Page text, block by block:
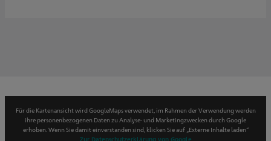
Für die Kartenansicht wird GoogleMaps verwendet, im Rahmen der Verwendung werden
ihre personenbezogenen Daten zu Analyse- und Marketingzwecken durch Google
erhoben. Wenn Sie damit einverstanden sind, klicken Sie auf „Externe Inhalte laden“
Zur Datenschutzerklärung von Google